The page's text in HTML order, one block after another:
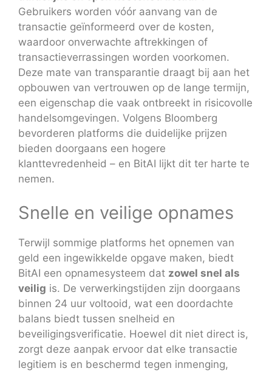
Gebruikers worden vóór aanvang van de
transactie geïnformeerd over de kosten,
waardoor onverwachte aftrekkingen of
transactieverrassingen worden voorkomen.
Deze mate van transparantie draagt bij aan het
opbouwen van vertrouwen op de lange termijn,
een eigenschap die vaak ontbreekt in risicovolle
handelsomgevingen. Volgens Bloomberg
bevorderen platforms die duidelijke prijzen
bieden doorgaans een hogere
klanttevredenheid – en BitAI lijkt dit ter harte te
nemen.
Snelle en veilige opnames
Terwijl sommige platforms het opnemen van
geld een ingewikkelde opgave maken, biedt
BitAI een opnamesysteem dat zowel snel als
veilig is. De verwerkingstijden zijn doorgaans
binnen 24 uur voltooid, wat een doordachte
balans biedt tussen snelheid en
beveiligingsverificatie. Hoewel dit niet direct is,
zorgt deze aanpak ervoor dat elke transactie
legitiem is en beschermd tegen inmenging,